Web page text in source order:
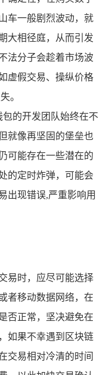
车一般剧烈波动，就
大相径庭，从而引发
法分子会趁着市场波
虚假交易、操纵价格
。
包的开发团队始终在不
就像再坚固的堡垒也
可能存在一些潜在的
的定时炸弹，可能会
出现错误,严重影响用
易时，应尽可能选择
者移动数据网络，在
否正常，坚决避免在
如果不幸遇到区块链
交易相对冷清的时间